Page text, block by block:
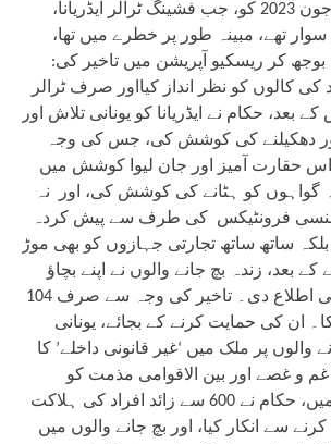
ڈیڑھ سال قبل، 14 جون 2023 کو، جب فشینگ ٹرالر ایڈریانا،
750 افراد سوار تھے، مبینہ طور پر خطرے میں تھا،
بوجھ کر ریسکیو آپریشن میں تاخیر کی:
کی کالوں کو نظر انداز کیااور صرف ٹرالر
بعد، حکام نے ایڈریانا کو یونانی تلاش اور
دھکیلنے کی کوشش کی، جس کی وجہ
حقارت آمیز اور جان لیوا کوشش میں
گواہوں کو ہٹانے کی کوشش کی، اور نہ
فرونٹیکس کی طرف سے پیش کردہ
بلکہ ساتھ ساتھ تجارتی جہازوں کو بھی موڑ
کے بعد، زندہ بچ جانے والوں نے اپنے بچاؤ
میں بلاجواز تاخیر کی اطلاع دی۔ تاخیر کی وجہ سے صرف 104
ان کی حمایت کرنے کے بجائے، یونانی
والوں پر ملک میں ‘غیر قانونی داخلے’ کا
غم و غصے اور بین الاقوامی مذمت کو
روکنے کی کوشش میں، حکام نے 600 سے زائد افراد کی ہلاکت
سے انکار کیا، اور بچ جانے والوں میں